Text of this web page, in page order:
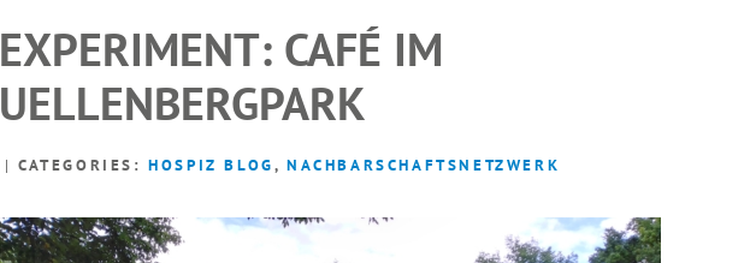
EXPERIMENT: CAFÉ IM
UELLENBERGPARK
CATEGORIES:HOSPIZ BLOG,NACHBARSCHAFTSNETZWERK